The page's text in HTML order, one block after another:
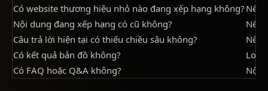
Có website thương hiệu nhỏ nào đang xếp hạng không? Nếu
Nội dung đang xếp hạng có cũ không?
Nếu
Câu trả lời hiện tại có thiếu chiều sâu không?
Nếu
Có kết quả bản đồ không?
Có FAQ hoặc Q&A không?
Nội